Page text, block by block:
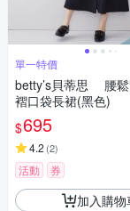
單一特價
betty’s貝蒂思 腰鬆
褶口袋長裙(黑色)
$695
4.2 (2)
活動 券
加入購物